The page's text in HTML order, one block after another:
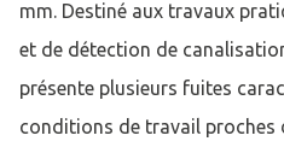
mm. Destiné aux travaux
et de détection de
présente plusieurs fuites
conditions de travail proches